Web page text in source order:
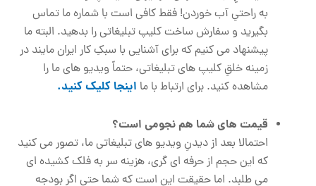
به راحتیِ آب خوردن! فقط کافی است با شماره ما تماس
بگیرید و سفارش ساخت کلیپ تبلیغاتی را بدهید. البته ما
پیشنهاد می کنیم که برای آشنایی با سبکِ کار ایران مایند در
زمینه خلقِ کلیپ های تبلیغاتی، حتماً ویدیو های ما را
مشاهده کنید. برای ارتباط با ما اینجا کلیک کنید.
قیمت های شما هم نجومی است؟
احتمالا بعد از دیدنِ ویدیو های تبلیغاتی ما، تصور می کنید
که این حجم از حرفه ای گری، هزینه سر به فلک کشیده ای
می طلبد. اما حقیقت این است که شما حتی اگر بودجه